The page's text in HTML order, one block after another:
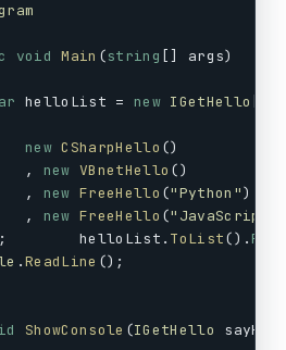
void Main (string [] args)
helloList = new IGetHello
new CSharpHello ()
,
new VBnetHello ()
,
new FreeHello ("Python")
,
new FreeHello ("JavaScript"
};
helloList . ToList().
.ReadLine ();
ShowConsole (IGetHello